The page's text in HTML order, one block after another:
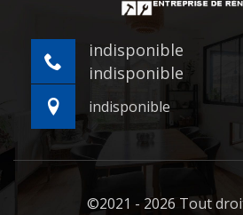
indisponible
indisponible
indisponible
©2021 - 2026 Tout